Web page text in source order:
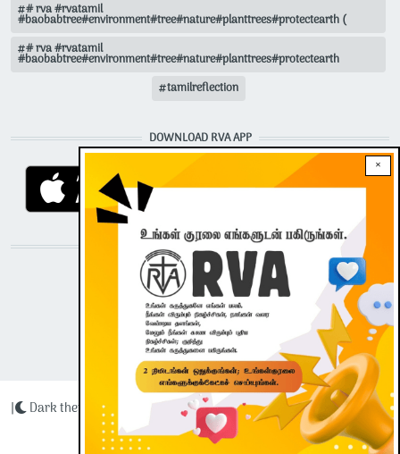
×
# rva #rvatamil
#baobabtree#environment#tree#nature#planttrees#protectearth (
# rva #rvatamil
#baobabtree#environment#tree#nature#planttrees#protectearth
tamilreflection
DOWNLOAD RVA APP
STAY CONNECTED WITH US!
Radio Veritas Asia © 2023
| Dark theme